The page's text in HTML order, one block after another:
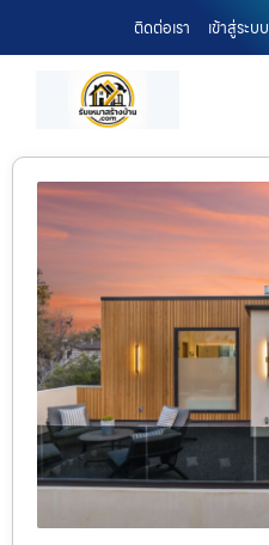
ติดต่อเรา เข้าสู่ระบบ